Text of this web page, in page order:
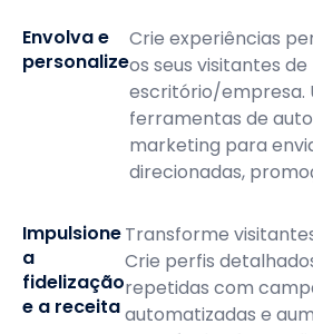
Envolva e
personalize
Crie experiências
os seus visitantes de
escritório/empresa.
ferramentas de
marketing para
direcionadas,
Impulsione
a
fidelização
e a receita
Transforme
Crie perfis
repetidas com
automatizadas e